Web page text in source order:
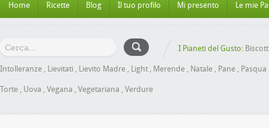
Home Ricette Blog Il tuo profilo Mi presento Le mie
I Pianeti del Gusto:
Intolleranze , Lievitati , Lievito Madre , Light , Merende , Natale , Pane , Pasqua
Torte , Uova , Vegana , Vegetariana , Verdure